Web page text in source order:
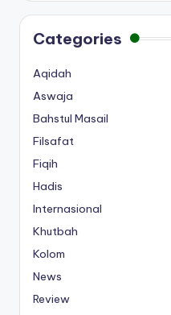
Categories
Aqidah
Aswaja
Bahstul Masail
Filsafat
Fiqih
Hadis
Internasional
Khutbah
Kolom
News
Review